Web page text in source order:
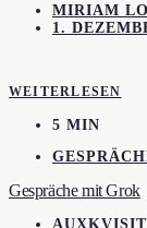
MIRIAM
1.
WEITERLESEN
5 MIN
Gespräche mit Grok
AUXKVISIT